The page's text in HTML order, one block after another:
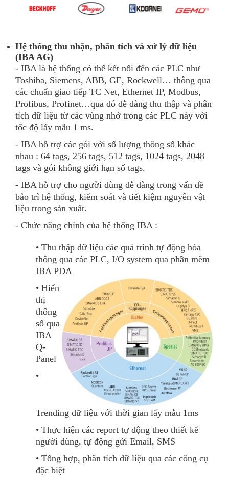
Hệ thống thu nhận, phân tích và xử lý dữ liệu
(IBA AG)
- IBA là hệ thống có thể kết nối đến các PLC như
Toshiba, Siemens, ABB, GE, Rockwell… thông qua
các chuẩn giao tiếp TC Net, Ethernet IP, Modbus,
Profibus, Profinet…qua đó dễ dàng thu thập và phân
tích dữ liệu từ các vùng nhớ trong các PLC này với
tốc độ lấy mẫu 1 ms.
- IBA hỗ trợ các gói với số lượng thông số khác
nhau : 64 tags, 256 tags, 512 tags, 1024 tags, 2048
tags và gói không giới hạn số tags.
- IBA hỗ trợ cho người dùng dễ dàng trong vấn đề
bảo trì hệ thống, kiểm soát và tiết kiệm nguyên vật
liệu trong sản xuất.
- Chức năng chính của hệ thống IBA :
• Thu thập dữ liệu các quá trình tự động hóa
thông qua các PLC, I/O system qua phần mêm
IBA PDA
• Hiển
thị
thông
số qua
IBA
Q-
Panel
•
Trending dữ liệu với thời gian lấy mẫu 1ms
• Thực hiện các report tự động theo thiết kế
người dùng, tự động gửi Email, SMS
• Tổng hợp, phân tích dữ liệu qua các công cụ
đặc biệt